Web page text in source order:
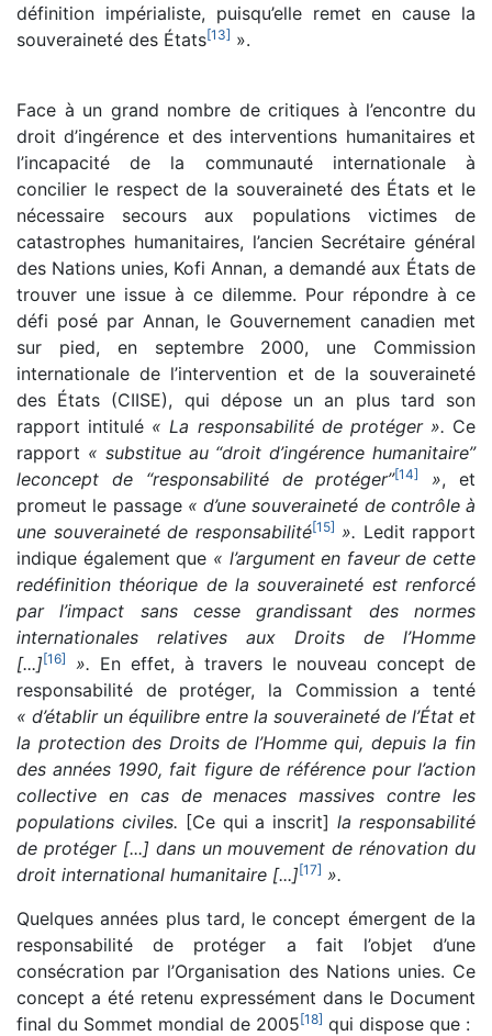
définition impérialiste, puisqu’elle remet en cause la
souveraineté des États[13] ».
Face à un grand nombre de critiques à l’encontre du
droit d’ingérence et des interventions humanitaires et
l’incapacité de la communauté internationale à
concilier le respect de la souveraineté des États et le
nécessaire secours aux populations victimes de
catastrophes humanitaires, l’ancien Secrétaire général
des Nations unies, Kofi Annan, a demandé aux États de
trouver une issue à ce dilemme. Pour répondre à ce
défi posé par Annan, le Gouvernement canadien met
sur pied, en septembre 2000, une Commission
internationale de l’intervention et de la souveraineté
des États (CIISE), qui dépose un an plus tard son
rapport intitulé « La responsabilité de protéger ». Ce
rapport « substitue au “droit d’ingérence humanitaire”
leconcept de “responsabilité de protéger”[14] », et
promeut le passage « d’une souveraineté de contrôle à
une souveraineté de responsabilité[15] ». Ledit rapport
indique également que « l’argument en faveur de cette
redéfinition théorique de la souveraineté est renforcé
par l’impact sans cesse grandissant des normes
internationales relatives aux Droits de l’Homme
[...][16] ». En effet, à travers le nouveau concept de
responsabilité de protéger, la Commission a tenté
« d’établir un équilibre entre la souveraineté de l’État et
la protection des Droits de l’Homme qui, depuis la fin
des années 1990, fait figure de référence pour l’action
collective en cas de menaces massives contre les
populations civiles. [Ce qui a inscrit]la responsabilité
de protéger [...] dans un mouvement de rénovation du
droit international humanitaire [...][17] ».
Quelques années plus tard, le concept émergent de la
responsabilité de protéger a fait l’objet d’une
consécration par l’Organisation des Nations unies. Ce
concept a été retenu expressément dans le Document
final du Sommet mondial de 2005[18] qui dispose que :